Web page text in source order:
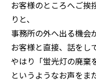
お客様のところへご挨
りと、
事務所の外へ出る機会
お客様と直接、話をし
やはり「蛍光灯の廃棄
というようなお声をま